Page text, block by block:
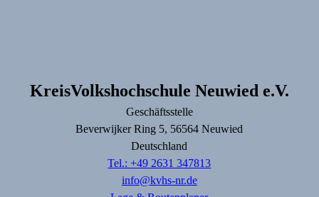
KreisVolkshochschule Neuwied e.V.
Geschäftsstelle
Beverwijker Ring 5, 56564Neuwied
Deutschland
Tel.: +49 2631 347813
info@kvhs-nr.de